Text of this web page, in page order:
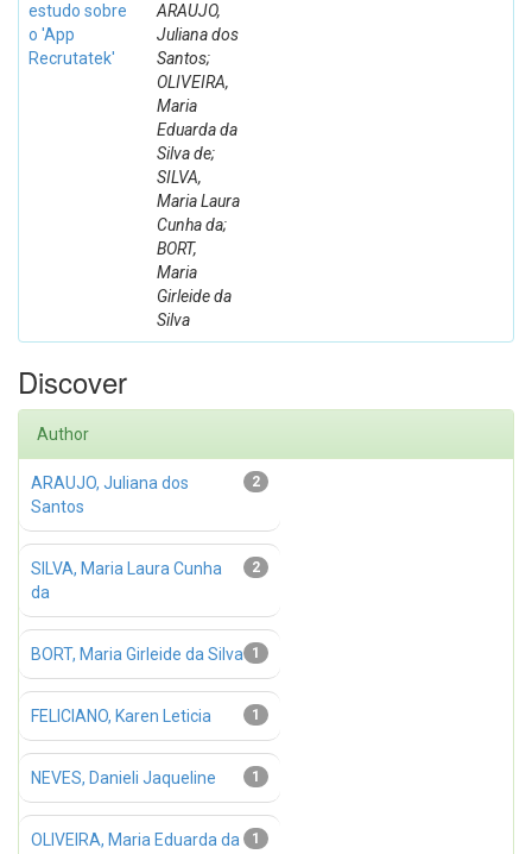
estudo sobre
o 'App
Recrutatek'
ARAUJO,
Juliana dos
Santos;
OLIVEIRA,
Maria
Eduarda da
Silva de;
SILVA,
Maria Laura
Cunha da;
BORT,
Maria
Girleide da
Silva
Discover
Author
2
ARAUJO, Juliana dos
Santos
2
SILVA, Maria Laura Cunha
da
1
BORT, Maria Girleide da Silva
1
FELICIANO, Karen Leticia
1
NEVES, Danieli Jaqueline
1
OLIVEIRA, Maria Eduarda da